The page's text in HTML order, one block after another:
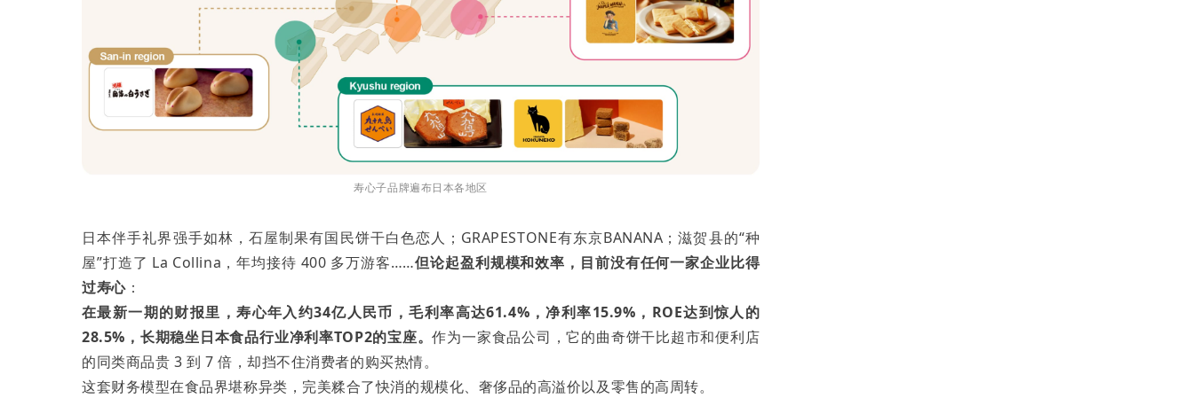
寿心子品牌遍布日本各地区
日本伴手礼界强手如林，石屋制果有国民饼干白色恋人；GRAPESTONE有东京BANANA；滋贺县的“种
屋”打造了 La Collina，年均接待 400 多万游客……但论起盈利规模和效率，目前没有任何一家企业比得
过寿心：
在最新一期的财报里，寿心年入约34亿人民币，毛利率高达61.4%，净利率15.9%， ROE达到惊人的
28.5%， 长期稳坐日本食品行业净利率TOP2的宝座。作为一家食品公司，它的曲奇饼干比超市和便利店
的同类商品贵 3 到 7 倍，却挡不住消费者的购买热情。
这套财务模型在食品界堪称异类，完美糅合了快消的规模化、奢侈品的高溢价以及零售的高周转。